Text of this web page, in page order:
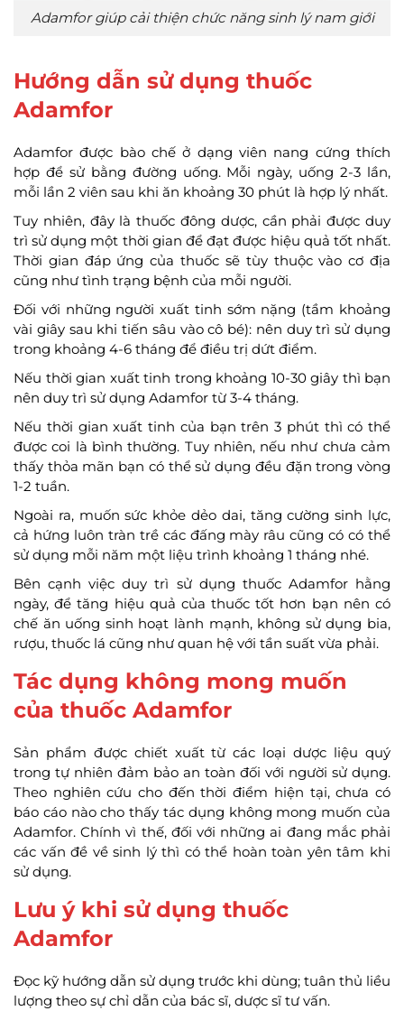
Adamfor giúp cải thiện chức năng sinh lý nam giới
Hướng dẫn sử dụng thuốc
Adamfor
Adamfor được bào chế ở dạng viên nang cứng thích
hợp để sử bằng đường uống. Mỗi ngày, uống 2-3 lần,
mỗi lần 2 viên sau khi ăn khoảng 30 phút là hợp lý nhất.
Tuy nhiên, đây là thuốc đông dược, cần phải được duy
trì sử dụng một thời gian để đạt được hiệu quả tốt nhất.
Thời gian đáp ứng của thuốc sẽ tùy thuộc vào cơ địa
cũng như tình trạng bệnh của mỗi người.
Đối với những người xuất tinh sớm nặng (tầm khoảng
vài giây sau khi tiến sâu vào cô bé): nên duy trì sử dụng
trong khoảng 4-6 tháng để điều trị dứt điểm.
Nếu thời gian xuất tinh trong khoảng 10-30 giây thì bạn
nên duy trì sử dụng Adamfor từ 3-4 tháng.
Nếu thời gian xuất tinh của bạn trên 3 phút thì có thể
được coi là bình thường. Tuy nhiên, nếu như chưa cảm
thấy thỏa mãn bạn có thể sử dụng đều đặn trong vòng
1-2 tuần.
Ngoài ra, muốn sức khỏe dẻo dai, tăng cường sinh lực,
cả hứng luôn tràn trề các đấng mày râu cũng có có thể
sử dụng mỗi năm một liệu trình khoảng 1 tháng nhé.
Bên cạnh việc duy trì sử dụng thuốc Adamfor hằng
ngày, để tăng hiệu quả của thuốc tốt hơn bạn nên có
chế ăn uống sinh hoạt lành mạnh, không sử dụng bia,
rượu, thuốc lá cũng như quan hệ với tần suất vừa phải.
Tác dụng không mong muốn
của thuốc Adamfor
Sản phẩm được chiết xuất từ các loại dược liệu quý
trong tự nhiên đảm bảo an toàn đối với người sử dụng.
Theo nghiên cứu cho đến thời điểm hiện tại, chưa có
báo cáo nào cho thấy tác dụng không mong muốn của
Adamfor. Chính vì thế, đối với những ai đang mắc phải
các vấn đề về sinh lý thì có thể hoàn toàn yên tâm khi
sử dụng.
Lưu ý khi sử dụng thuốc
Adamfor
Đọc kỹ hướng dẫn sử dụng trước khi dùng; tuân thủ liều
lượng theo sự chỉ dẫn của bác sĩ, dược sĩ tư vấn.